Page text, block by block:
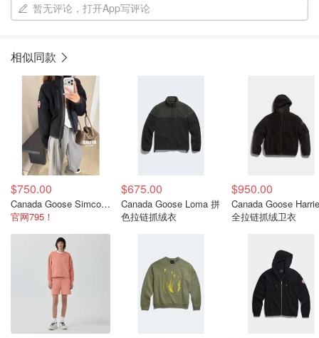
暂无评论，打开App写评论
相似同款
$750.00
Canada Goose Simcoe 拉链羊毛衫 黑色
官网795！
$675.00
Canada Goose Loma 拼
色拉链抓绒衣
$950.00
Canada Goose
全拉链抓绒卫衣